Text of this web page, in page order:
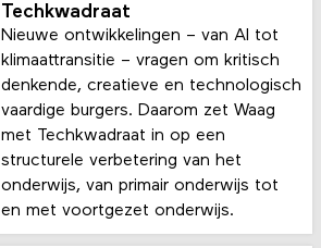
Techkwadraat
Nieuwe ontwikkelingen – van AI tot
klimaattransitie – vragen om kritisch
denkende, creatieve en technologisch
vaardige burgers. Daarom zet Waag
met Techkwadraat in op een
structurele verbetering van het
onderwijs, van primair onderwijs tot
en met voortgezet onderwijs.